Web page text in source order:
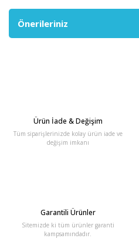
Önerileriniz
Ürün İade & Değişim
Tüm siparişlerinizde kolay ürün iade ve
değişim imkanı
Garantili Ürünler
Sitemizde ki tüm ürünler garanti
kampsamındadır.